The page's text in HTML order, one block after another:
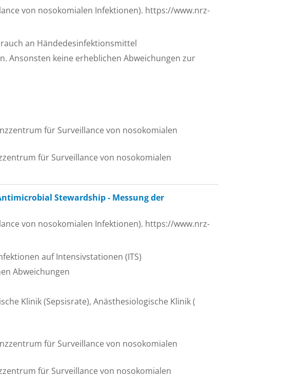
von nosokomialen Infektionen). https://www.nrz-
an Händedesinfektionsmittel
Ansonsten keine erheblichen Abweichungen zur
für Surveillance von nosokomialen
für Surveillance von nosokomialen
Stewardship - Messung der
von nosokomialen Infektionen). https://www.nrz-
auf Intensivstationen (ITS)
Abweichungen
Klinik (Sepsisrate), Anästhesiologische Klinik (
für Surveillance von nosokomialen
für Surveillance von nosokomialen